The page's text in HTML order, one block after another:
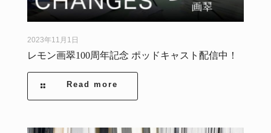
2023年11月1日
レモン画翠100周年記念 ポッドキャスト配信中！
Read more